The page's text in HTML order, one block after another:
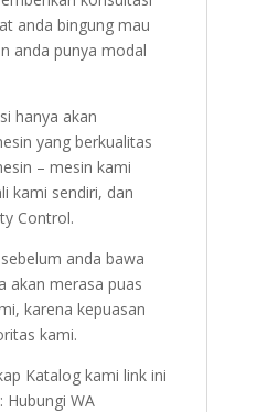
anda bingung mau
anda punya modal
hanya akan
yang berkualitas
– mesin kami
kami sendiri, dan
Control.
anda bawa
akan merasa puas
karena kepuasan
kami.
Katalog kami link ini
Hubungi WA